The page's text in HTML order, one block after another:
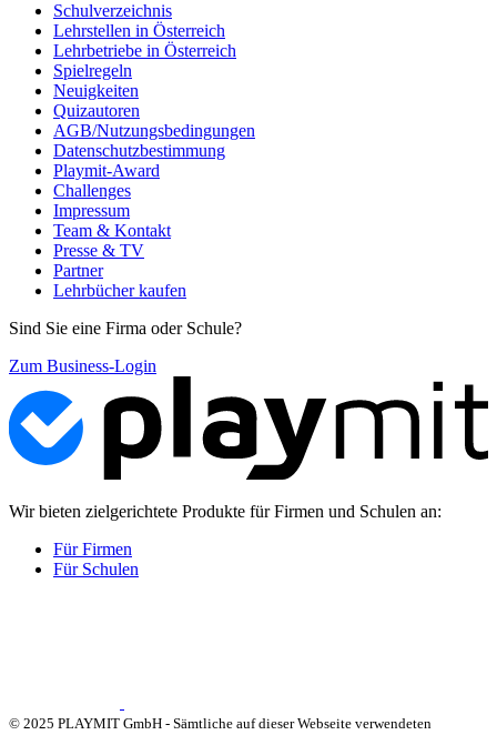
Schulverzeichnis
Lehrstellen in Österreich
Lehrbetriebe in Österreich
Spielregeln
Neuigkeiten
Quizautoren
AGB/Nutzungsbedingungen
Datenschutzbestimmung
Playmit-Award
Challenges
Impressum
Team & Kontakt
Presse & TV
Partner
Lehrbücher kaufen
Sind Sie eine Firma oder Schule?
Zum Business-Login
Wir bieten zielgerichtete Produkte für Firmen und Schulen an:
Für Firmen
Für Schulen
© 2025 PLAYMIT GmbH - Sämtliche auf dieser Webseite verwendeten